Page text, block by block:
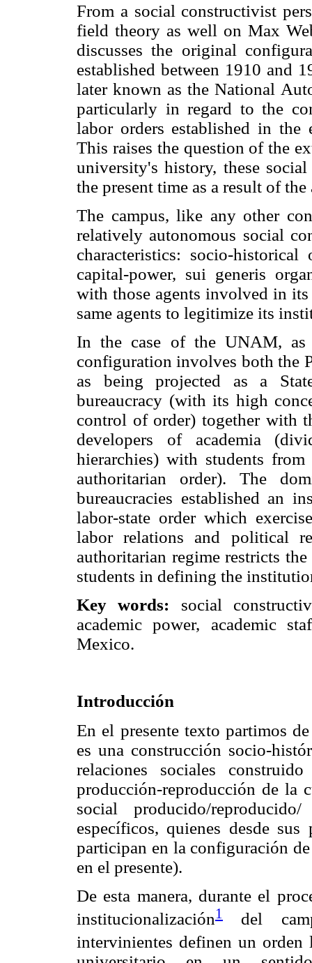
From a social constructivist
field theory as well on Max
discusses the original
established between 1910 and
later known as the National
particularly in regard to the
labor orders established in the
This raises the question of the
university's history, these
the present time as a result of
The campus, like any other
relatively autonomous social
characteristics: socio-
capital-power, sui generis
with those agents involved in
same agents to legitimize its
In the case of the UNAM, as
configuration involves both the
as being projected as a
bureaucracy (with its high
control of order) together with
developers of academia
hierarchies) with students
authoritarian order). The
bureaucracies established an
labor-state order which
labor relations and political
authoritarian regime restricts
students in defining the
Key words: social
academic power, academic
Mexico.
Introducción
En el presente texto partimos
es una construcción socio-
relaciones sociales
producción-reproducción de la
social producido/
específicos, quienes desde sus
participan en la configuración
en el presente).
De esta manera, durante el
institucionalización1
del
intervinientes definen un